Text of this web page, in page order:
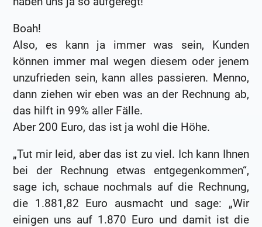
Boah!
Also, es kann ja immer was sein, Kunden
können immer mal wegen diesem oder jenem
unzufrieden sein, kann alles passieren. Menno,
dann ziehen wir eben was an der Rechnung ab,
das hilft in 99% aller Fälle.
Aber 200 Euro, das ist ja wohl die Höhe.
„Tut mir leid, aber das ist zu viel. Ich kann Ihnen
bei der Rechnung etwas entgegenkommen“,
sage ich, schaue nochmals auf die Rechnung,
die 1.881,82 Euro ausmacht und sage: „Wir
einigen uns auf 1.870 Euro und damit ist die